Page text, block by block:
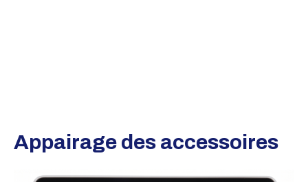
Appairage des accessoires